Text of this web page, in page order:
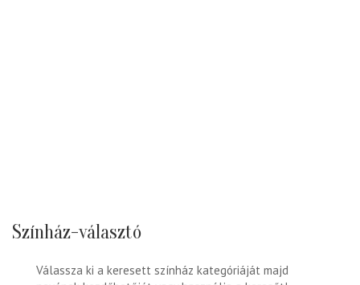
Színház-választó
Válassza ki a keresett színház kategóriáját majd